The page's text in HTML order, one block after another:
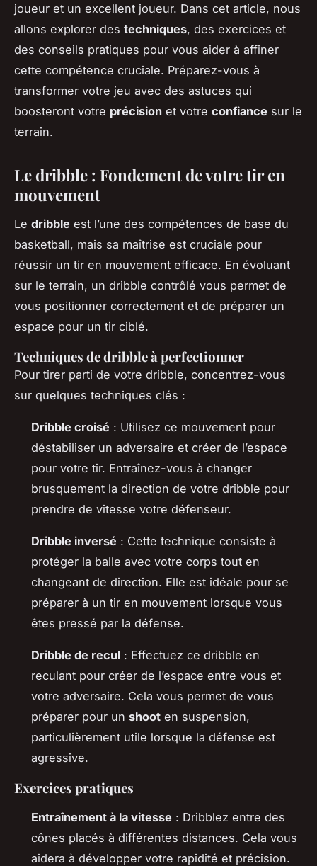
joueur et un excellent joueur. Dans cet article, nous
allons explorer des techniques, des exercices et
des conseils pratiques pour vous aider à affiner
cette compétence cruciale. Préparez-vous à
transformer votre jeu avec des astuces qui
boosteront votre précision et votre confiance sur le
terrain.
Le dribble : Fondement de votre tir en
mouvement
Le dribble est l’une des compétences de base du
basketball, mais sa maîtrise est cruciale pour
réussir un tir en mouvement efficace. En évoluant
sur le terrain, un dribble contrôlé vous permet de
vous positionner correctement et de préparer un
espace pour un tir ciblé.
Techniques de dribble à perfectionner
Pour tirer parti de votre dribble, concentrez-vous
sur quelques techniques clés :
Dribble croisé : Utilisez ce mouvement pour
déstabiliser un adversaire et créer de l’espace
pour votre tir. Entraînez-vous à changer
brusquement la direction de votre dribble pour
prendre de vitesse votre défenseur.
Dribble inversé : Cette technique consiste à
protéger la balle avec votre corps tout en
changeant de direction. Elle est idéale pour se
préparer à un tir en mouvement lorsque vous
êtes pressé par la défense.
Dribble de recul : Effectuez ce dribble en
reculant pour créer de l’espace entre vous et
votre adversaire. Cela vous permet de vous
préparer pour un shoot en suspension,
particulièrement utile lorsque la défense est
agressive.
Exercices pratiques
Entraînement à la vitesse : Dribblez entre des
cônes placés à différentes distances. Cela vous
aidera à développer votre rapidité et précision.